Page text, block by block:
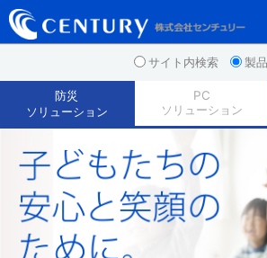
サイト内検索 製
防災
ソリューション
PC
ソリューション